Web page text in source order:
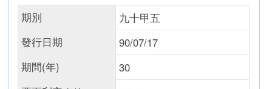
期別
九十甲五
發行日期
90/07/17
期間(年)
30